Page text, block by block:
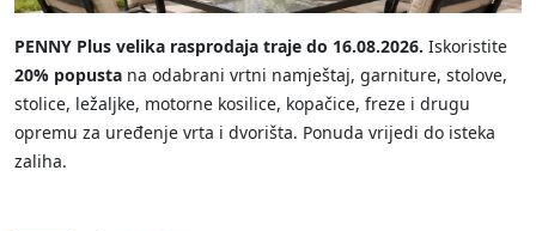
PENNY Plus velika rasprodaja traje do 16.08.2026. Iskoristite
20% popusta na odabrani vrtni namještaj, garniture, stolove,
stolice, ležaljke, motorne kosilice, kopačice, freze i drugu
opremu za uređenje vrta i dvorišta. Ponuda vrijedi do isteka
zaliha.